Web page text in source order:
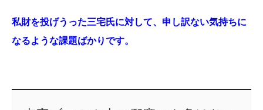
私財を投げうった三宅氏に対して、申し訳ない気持ちに
なるような課題ばかりです。